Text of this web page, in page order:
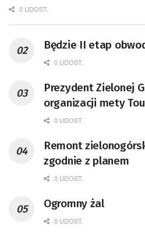
0 UDOST.
Będzie II etap
0 UDOST.
Prezydent Zielonej
organizacji mety
0 UDOST.
Remont
zgodnie z planem
0 UDOST.
Ogromny żal
0 UDOST.